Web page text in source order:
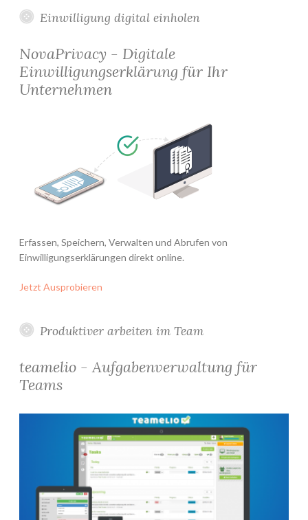
Einwilligung digital einholen
NovaPrivacy - Digitale
Einwilligungserklärung für Ihr
Unternehmen
Erfassen, Speichern, Verwalten und Abrufen von
Einwilligungserklärungen direkt online.
Jetzt Ausprobieren
Produktiver arbeiten im Team
teamelio - Aufgabenverwaltung für
Teams